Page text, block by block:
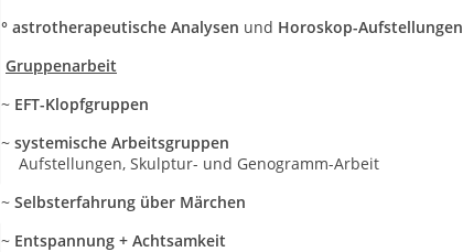
° astrotherapeutische Analysen und Horoskop-Aufstellungen
Gruppenarbeit
~ EFT-Klopfgruppen
~ systemische Arbeitsgruppen
Aufstellungen, Skulptur- und Genogramm-Arbeit
~ Selbsterfahrung über Märchen
~ Entspannung + Achtsamkeit